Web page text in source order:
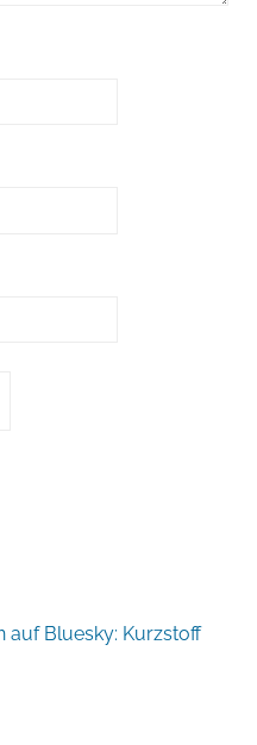
auf Bluesky: Kurzstoff